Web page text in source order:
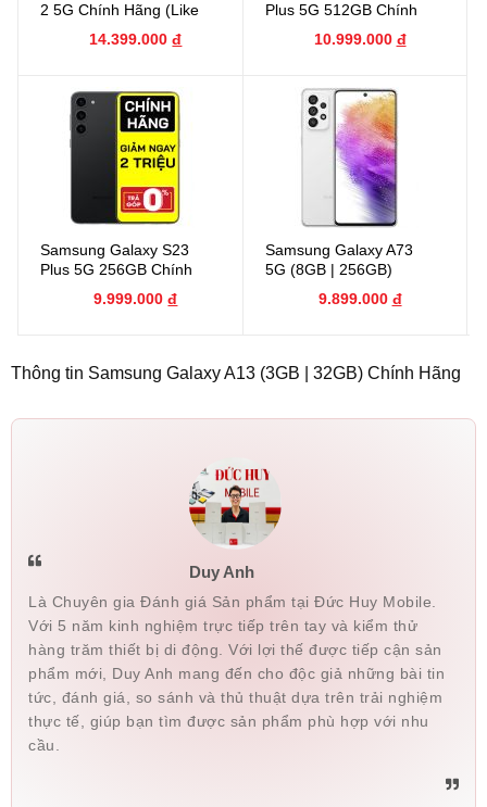
2 5G Chính Hãng (Like
14.399.000 đ
Plus 5G 512GB Chính
10.999.000 đ
Samsung Galaxy S23
Plus 5G 256GB Chính
9.999.000 đ
Samsung Galaxy A73
5G (8GB | 256GB)
9.899.000 đ
Thông tin Samsung Galaxy A13 (3GB | 32GB) Chính Hãng
Duy Anh
Là Chuyên gia Đánh giá Sản phẩm tại Đức Huy Mobile.
Với 5 năm kinh nghiệm trực tiếp trên tay và kiểm thử
hàng trăm thiết bị di động. Với lợi thế được tiếp cận sản
phẩm mới, Duy Anh mang đến cho độc giả những bài tin
tức, đánh giá, so sánh và thủ thuật dựa trên trải nghiệm
thực tế, giúp bạn tìm được sản phẩm phù hợp với nhu
cầu.